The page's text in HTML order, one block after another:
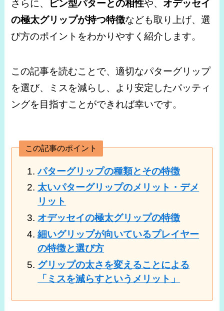
さらに、 ピン型パターとの相性や、 オデッセイ
の極太グリップが持つ特徴なども取り上げ、選
び方のポイントをわかりやすく紹介します。
この記事を読むことで、適切なパターグリップ
を選び、ミスを減らし、より安定したパッティ
ングを目指すことができれば幸いです。
この記事のポイント
パターグリップの種類とその特徴
太いパターグリップのメリット・デメ
リット
オデッセイの極太グリップの特徴
細いグリップが向いているプレイヤー
の特徴と選び方
グリップの太さを変えることによる
「ミスを減らすというメリット」